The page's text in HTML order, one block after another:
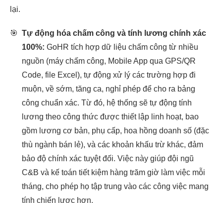
lại.
🎯 Tự động hóa chấm công và tính lương chính xác
100%: GoHR tích hợp dữ liệu chấm công từ nhiều
nguồn (máy chấm công, Mobile App qua GPS/QR
Code, file Excel), tự động xử lý các trường hợp đi
muộn, về sớm, tăng ca, nghỉ phép để cho ra bảng
công chuẩn xác. Từ đó, hệ thống sẽ tự động tính
lương theo công thức được thiết lập linh hoạt, bao
gồm lương cơ bản, phụ cấp, hoa hồng doanh số (đặc
thù ngành bán lẻ), và các khoản khấu trừ khác, đảm
bảo độ chính xác tuyệt đối. Việc này giúp đội ngũ
C&B và kế toán tiết kiệm hàng trăm giờ làm việc mỗi
tháng, cho phép họ tập trung vào các công việc mang
tính chiến lược hơn.